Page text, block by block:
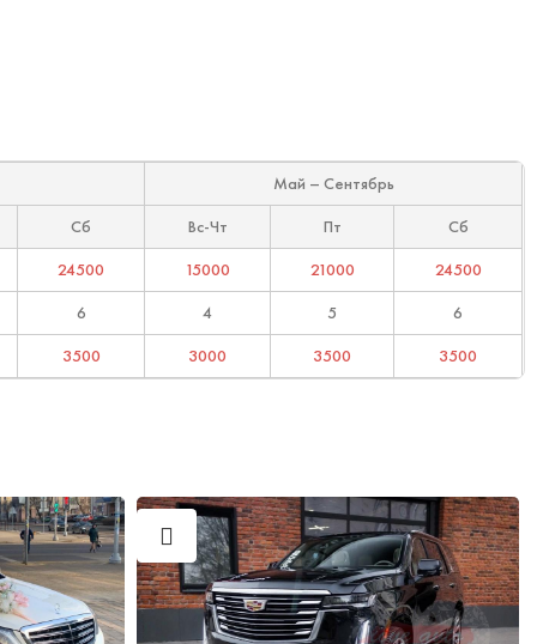
Май – Сентябрь
Сб Вс-Чт Пт
Сб
24500 15000 21000
24500
6 4 5
6
3500 3000 3500 3500